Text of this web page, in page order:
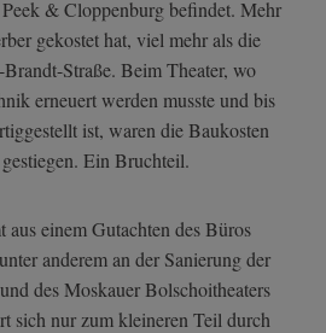
& Cloppenburg befindet. Mehr
gekostet hat, viel mehr als die
Straße. Beim Theater, wo
erneuert werden musste und bis
ist, waren die Baukosten
Ein Bruchteil.
aus einem Gutachten des Büros
anderem an der Sanierung der
des Moskauer Bolschoitheaters
sich nur zum kleineren Teil durch